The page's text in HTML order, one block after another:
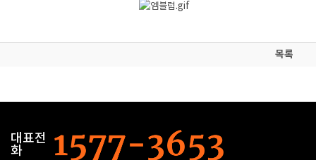
목록
대표전
화